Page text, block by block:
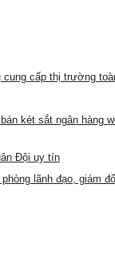
cung cấp thị trường
két sắt ngân hàng
Đội uy tín
lãnh đạo, giám